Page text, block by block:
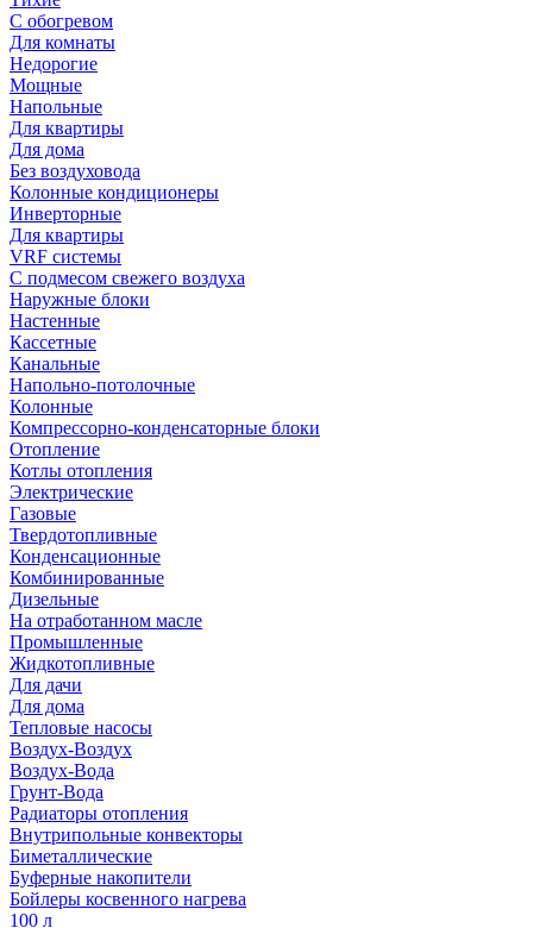
С обогревом
Для комнаты
Недорогие
Мощные
Напольные
Для квартиры
Для дома
Без воздуховода
Колонные кондиционеры
Инверторные
Для квартиры
VRF системы
С подмесом свежего воздуха
Наружные блоки
Настенные
Кассетные
Канальные
Напольно-потолочные
Колонные
Компрессорно-конденсаторные блоки
Отопление
Котлы отопления
Электрические
Газовые
Твердотопливные
Конденсационные
Комбинированные
Дизельные
На отработанном масле
Промышленные
Жидкотопливные
Для дачи
Для дома
Тепловые насосы
Воздух-Воздух
Воздух-Вода
Грунт-Вода
Радиаторы отопления
Внутрипольные конвекторы
Биметаллические
Буферные накопители
Бойлеры косвенного нагрева
100 л